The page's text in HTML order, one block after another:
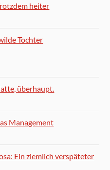
heiter
Tochter
überhaupt.
Management
Ein ziemlich verspäteter